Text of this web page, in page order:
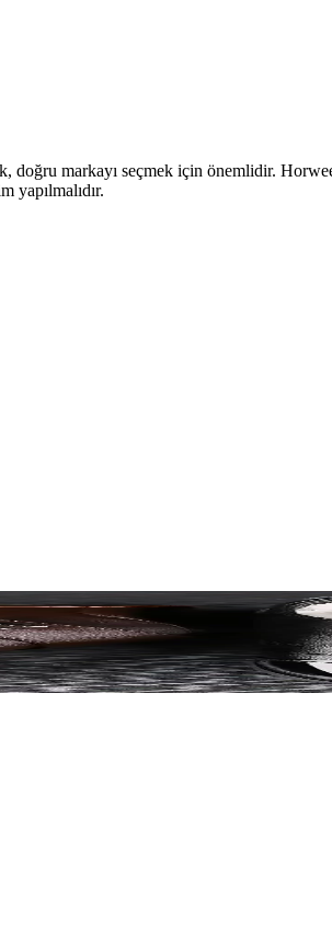
doğru markayı seçmek için önemlidir.
yapılmalıdır.
ve Fiyat Analizi
tercihlerine göre inceleniyor.